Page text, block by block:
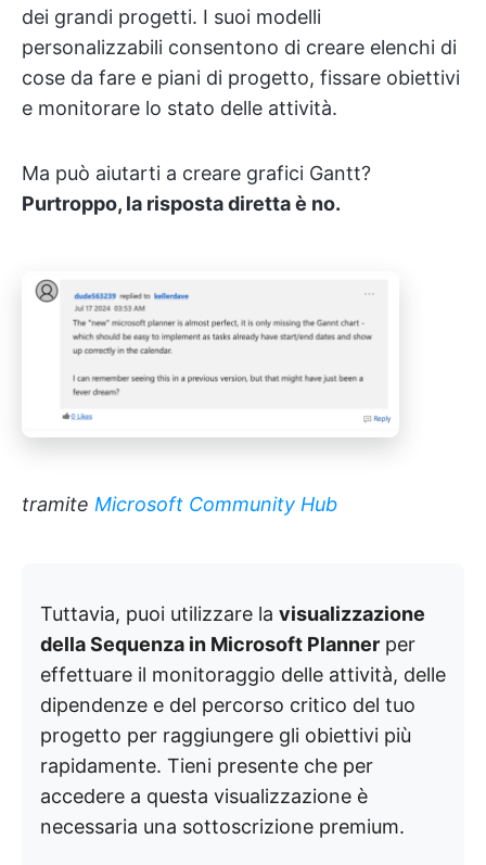
dei grandi progetti. I suoi modelli
personalizzabili consentono di creare elenchi di
cose da fare e piani di progetto, fissare obiettivi
e monitorare lo stato delle attività.
Ma può aiutarti a creare grafici Gantt?
Purtroppo, la risposta diretta è no.
tramite Microsoft Community Hub
Tuttavia, puoi utilizzare la visualizzazione
della Sequenza in Microsoft Planner per
effettuare il monitoraggio delle attività, delle
dipendenze e del percorso critico del tuo
progetto per raggiungere gli obiettivi più
rapidamente. Tieni presente che per
accedere a questa visualizzazione è
necessaria una sottoscrizione premium.